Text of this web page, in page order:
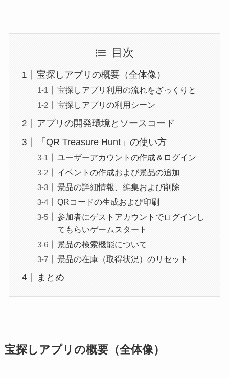
目次
宝探しアプリの概要（全体像）
宝探しアプリ利用の流れをざっくりと
宝探しアプリの利用シーン
アプリの開発環境とソースコード
「QR Treasure Hunt」の使い方
ユーザーアカウントの作成＆ログイン
イベントの作成および景品の追加
景品の詳細情報、編集および削除
QRコードの生成および印刷
参加者にゲストアカウントでログインし
てもらいゲームスタート
景品の検索機能について
景品の在庫（取得状況）のリセット
まとめ
宝探しアプリの概要（全体像）